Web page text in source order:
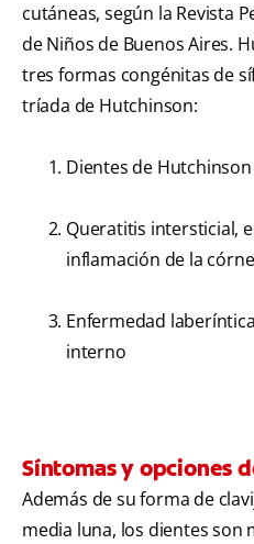
cutáneas, según la Revista
de Niños de Buenos Aires.
tres formas congénitas de
tríada de Hutchinson:
Dientes de Hutchinson
Queratitis intersticial,
inflamación de la
Enfermedad
interno
Síntomas y opciones
Además de su forma de
media luna, los dientes son